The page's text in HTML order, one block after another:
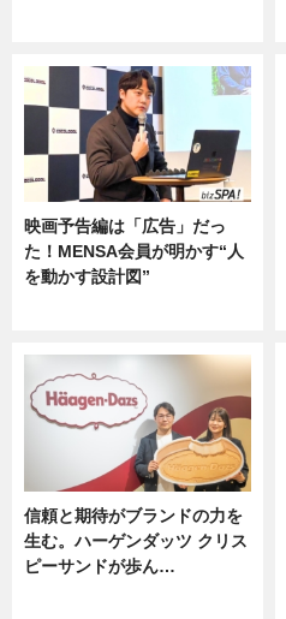
映画予告編は「広告」だっ
た！MENSA会員が明かす“人
を動かす設計図”
信頼と期待がブランドの力を
生む。ハーゲンダッツ クリス
ピーサンドが歩ん…